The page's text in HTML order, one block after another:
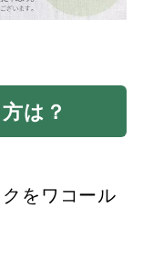
は？
をワコール